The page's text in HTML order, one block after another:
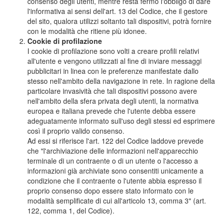
l'informativa ai sensi dell'art. 13 del Codice, che il gestore
del sito, qualora utilizzi soltanto tali dispositivi, potrà fornire
con le modalità che ritiene più idonee.
Cookie di profilazione
I cookie di profilazione sono volti a creare profili relativi
all'utente e vengono utilizzati al fine di inviare messaggi
pubblicitari in linea con le preferenze manifestate dallo
stesso nell'ambito della navigazione in rete. In ragione della
particolare invasività che tali dispositivi possono avere
nell'ambito della sfera privata degli utenti, la normativa
europea e italiana prevede che l'utente debba essere
adeguatamente informato sull'uso degli stessi ed esprimere
così il proprio valido consenso.
Ad essi si riferisce l'art. 122 del Codice laddove prevede
che "l'archiviazione delle informazioni nell'apparecchio
terminale di un contraente o di un utente o l'accesso a
informazioni già archiviate sono consentiti unicamente a
condizione che il contraente o l'utente abbia espresso il
proprio consenso dopo essere stato informato con le
modalità semplificate di cui all'articolo 13, comma 3" (art.
122, comma 1, del Codice).